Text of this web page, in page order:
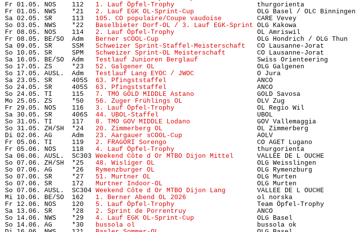
Fr 01.05. NOS    112 1. Lauf Öpfel-Trophy
thurgorienta
Fr 01.05. NWS    *21 2. Lauf EGK OL-Sprint-Cup
OLG Basel / OLC Binningen
Sa 02.05. SR     113 105. CO populaire/Coupe vaudoise
CARE Vevey
So 03.05. NWS    *22
Baselbieter Dorf-OL / 3. Lauf EGK-Sprint OLG Kakowa
Fr 08.05. NOS    114 2. Lauf Öpfel-Trophy
OL Amriswil
Fr 08.05. BE/SO  Adm
Berner sCOOL-Cup
OLG
Sa 09.05. SR     SSM Schweizer Sprint-Staffel-Meisterschaft
CO Lausanne-Jorat
So 10.05. SR     SPM Schweizer Sprint-OL Meisterschaft
CO Lausanne-Jorat
Sa 16.05. BE/SO  Adm Testlauf Junioren Berglauf
Swiss Orienteering
So 17.05. ZS     *23 52. Galgener OL
OLG Galgenen
So 17.05. AUSL.  Adm Testlauf Lang EYOC / JWOC
O Jura
Sa 23.05. SR     405S 63. Pfingststaffel
ANCO
So 24.05. SR     405S 63. Pfingststaffel
ANCO
So 24.05. TI     115 7. TMO GOLD MIDDLE Astano
GOLD Savosa
Mo 25.05. ZS     *50 56. Zuger Frühlings OL
OLV Zug
Fr 29.05. NOS    116 3. Lauf Öpfel-Trophy
OL Regio Wil
Sa 30.05. SR     406S 44. UBOL-Staffel
UBOL
So 31.05. TI     117 8. TMO GOV MIDDLE Lodano
GOV Vallemaggia
So 31.05. ZH/SH  *24 20. Zimmerberg OL
OL Zimmerberg
Di 02.06. AG     Adm 23. Aargauer sCOOL-Cup
AOLV
Fr 05.06. TI     119 2. FRAGORI Sorengo
CO AGET Lugano
Fr 05.06. NOS    118 4. Lauf Öpfel-Trophy
thurgorienta
Sa 06.06. AUSL.  SC303 Weekend Côte d Or MTBO Dijon Mittel
VALLEE DE L OUCHE
So 07.06. ZH/SH  *25 48. Wisliger OL
OLG Weisslingen
So 07.06. AG     *26
Rymenzburger OL
OLG Rymenzburg
So 07.06. SR     *27 51. Murtner OL
OLG Murten
So 07.06. SR     172 Murtner Indoor-OL
OLG Murten
So 07.06. AUSL.  SC304 Weekend Côte d Or MTBO Dijon Lang
VALLEE DE L OUCHE
Mi 10.06. BE/SO  162 1. Berner Abend OL 2026
ol norska
Fr 12.06. NOS    120 5. Lauf Öpfel-Trophy
Team Öpfel-Trophy
Sa 13.06. SR     *28 2. Sprint de Porrentruy
ANCO
So 14.06. NWS    *29 4. Lauf EGK OL-Sprint-Cup
OLG Basel
So 14.06. AG     *30
bussola ol
bussola ok